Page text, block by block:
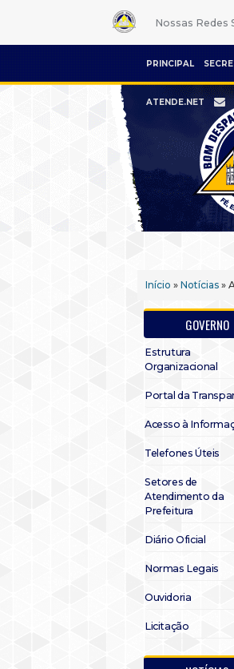
Nossas Redes
PRINCIPAL
ATENDE.NET
Início » Notícias »
GOVERNO
Estrutura
Organizacional
Portal da
Acesso à
Telefones Úteis
Setores de
Atendimento da
Prefeitura
Diário Oficial
Normas Legais
Ouvidoria
Licitação